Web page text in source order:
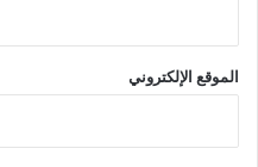
الموقع الإلكتروني